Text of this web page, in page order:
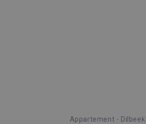
4
Appartement - Dilbeek